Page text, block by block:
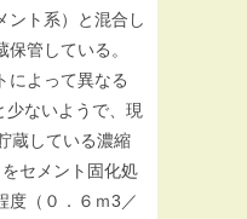
ント系）と混合し
管している。
によって異なる
ないようで、現
蔵している濃縮
セメント固化処
度（０．６ｍ3／